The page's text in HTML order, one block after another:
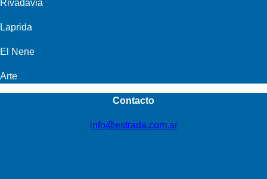
Rivadavia
Laprida
El Nene
Arte
Contacto
info@estrada.com.ar